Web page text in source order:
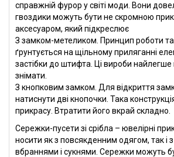
справжній фурор у світі моди. Вони
гвоздики можуть бути не скромною
аксесуаром, який підкреслює
З замком-метеликом. Принцип роботи
ґрунтується на щільному приляганні
застібки до штифта. Ці вироби найлегше
знімати.
З кнопковим замком. Для відкриття
натиснути дві кнопочки. Така
прикрасу. Втратити його вкрай складно.
Сережки-пусети зі срібла – ювелірні
носити як з повсякденним одягом, так і з
вбраннями і сукнями. Сережки можуть